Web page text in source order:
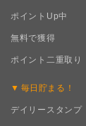
ポイントUp中
無料で獲得
ポイント二重取り
毎日 貯まる！
デイリースタンプ